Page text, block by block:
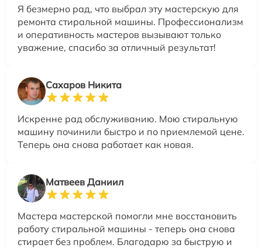
Я безмерно рад, что выбрал эту мастерскую для
ремонта стиральной машины. Профессионализм
и оперативность мастеров вызывают только
уважение, спасибо за отличный результат!
Сахаров Никита
Искренне рад обслуживанию. Мою стиральную
машину починили быстро и по приемлемой цене.
Теперь она снова работает как новая.
Матвеев Даниил
Мастера мастерской помогли мне восстановить
работу стиральной машины - теперь она снова
стирает без проблем. Благодарю за быструю и